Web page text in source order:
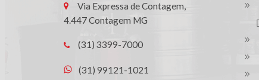
Via Expressa de Contagem,
4.447 Contagem MG
(31) 3399-7000
(31) 99121-1021